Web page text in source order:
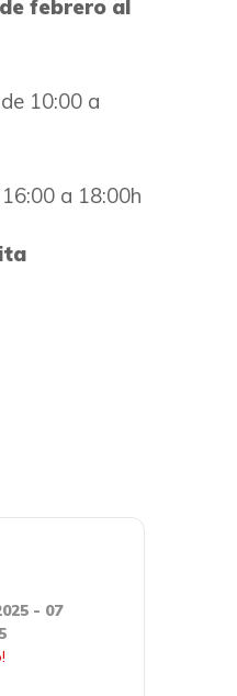
febrero al
de 10:00 a
a 18:00h
- 07